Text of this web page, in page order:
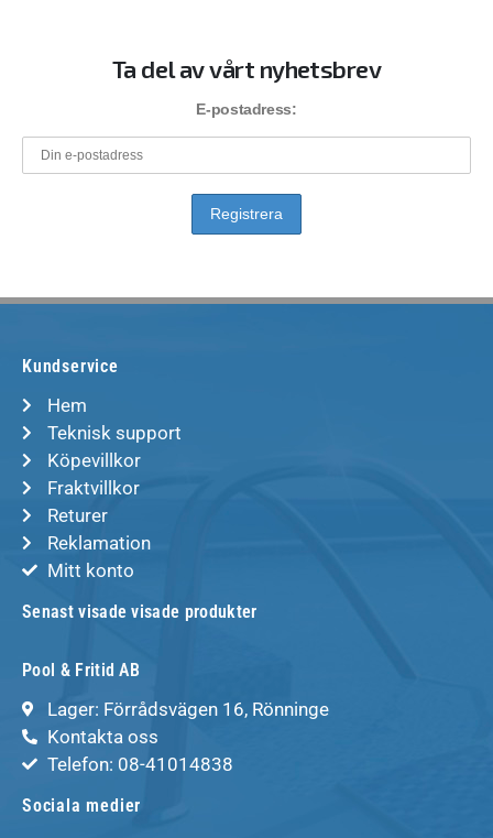
Ta del av vårt nyhetsbrev
E-postadress:
Kundservice
Hem
Teknisk support
Köpevillkor
Fraktvillkor
Returer
Reklamation
Mitt konto
Senast visade visade produkter
Pool & Fritid AB
Lager: Förrådsvägen 16, Rönninge
Kontakta oss
Telefon: 08-41014838
Sociala medier